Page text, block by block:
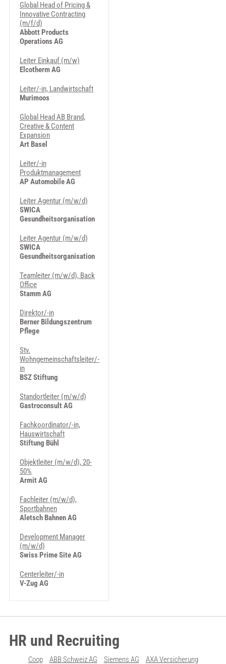
Global Head of Pricing &
Innovative Contracting
(m/f/d)
Abbott Products
Operations AG
Leiter Einkauf (m/w)
Elcotherm AG
Lei­ter/-in, Land­wirt­schaft
Murimoos
Global Head AB Brand,
Creative & Content
Expansion
Art Basel
Leiter/-in
Produktmanagement
AP Automobile AG
Leiter Agentur (m/w/d)
SWICA
Gesundheitsorganisation
Leiter Agentur (m/w/d)
SWICA
Gesundheitsorganisation
Teamleiter (m/w/d), Back
Office
Stamm AG
Direktor/-in
Berner Bildungszentrum
Pflege
Stv.
Wohngemeinschaftsleiter/-
in
BSZ Stiftung
Standortleiter (m/w/d)
Gastroconsult AG
Fachkoordinator/-in,
Hauswirtschaft
Stiftung Bühl
Objektleiter (m/w/d), 20-
50%
Armit AG
Fachleiter (m/w/d),
Sportbahnen
Aletsch Bahnen AG
Development Manager
(m/w/d)
Swiss Prime Site AG
Centerleiter/-in
V-Zug AG
HR und Recruiting
Coop ABB Schweiz AG Siemens AG AXA Versicherung